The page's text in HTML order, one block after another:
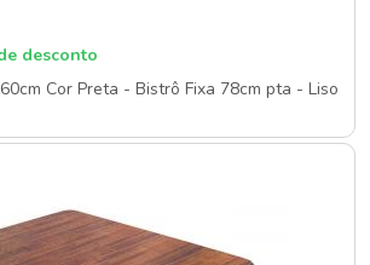
desconto
Cor Preta - Bistrô Fixa 78cm pta - Liso